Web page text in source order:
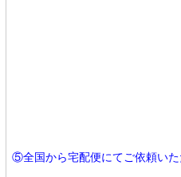
⑤全国から宅配便にてご依頼い